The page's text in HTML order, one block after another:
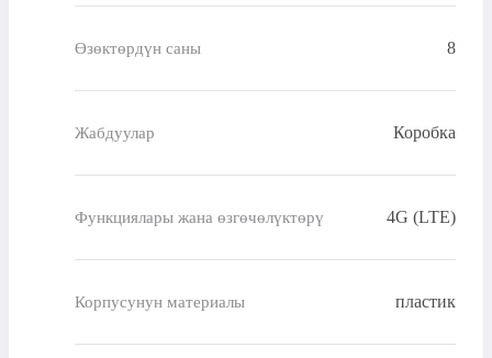
Өзөктөрдүн саны 8
Жабдуулар Коробка
Функциялары жана өзгөчөлүктөрү 4G (LTE)
Корпусунун материалы пластик